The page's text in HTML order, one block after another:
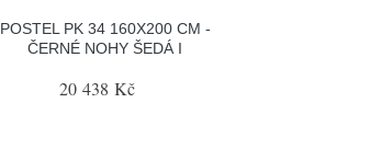
POSTEL PK 34 160X200 CM -
ČERNÉ NOHY ŠEDÁ I
20 438 Kč